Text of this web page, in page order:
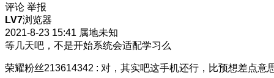
评论 举报
LV7浏览器
2021-8-23 15:41 属地未知
等几天吧，不是开始系统会适配学习么
荣耀粉丝213614342 : 对，其实吧这手机还行，比预想差点意